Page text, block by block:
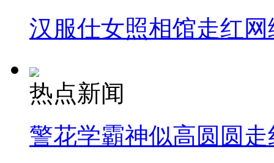
汉服仕女照相馆走红网
热点新闻
警花学霸神似高圆圆走